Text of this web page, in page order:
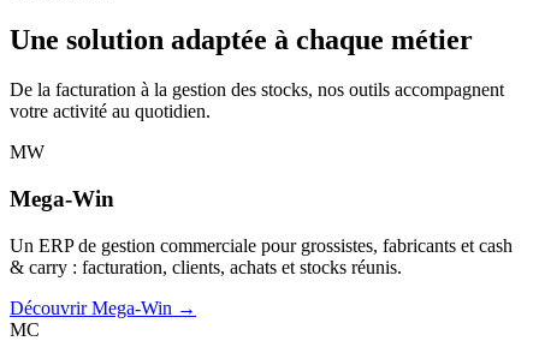
Une solution adaptée à chaque métier
De la facturation à la gestion des stocks, nos outils accompagnent
votre activité au quotidien.
MW
Mega-Win
Un ERP de gestion commerciale pour grossistes, fabricants et cash
& carry : facturation, clients, achats et stocks réunis.
Découvrir Mega-Win →
MC